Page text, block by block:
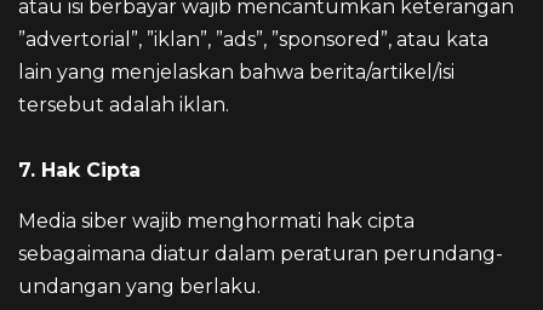
atau isi berbayar wajib mencantumkan keterangan
”advertorial”, ”iklan”, ”ads”, ”sponsored”, atau kata
lain yang menjelaskan bahwa berita/artikel/isi
tersebut adalah iklan.
7. Hak Cipta
Media siber wajib menghormati hak cipta
sebagaimana diatur dalam peraturan perundang-
undangan yang berlaku.